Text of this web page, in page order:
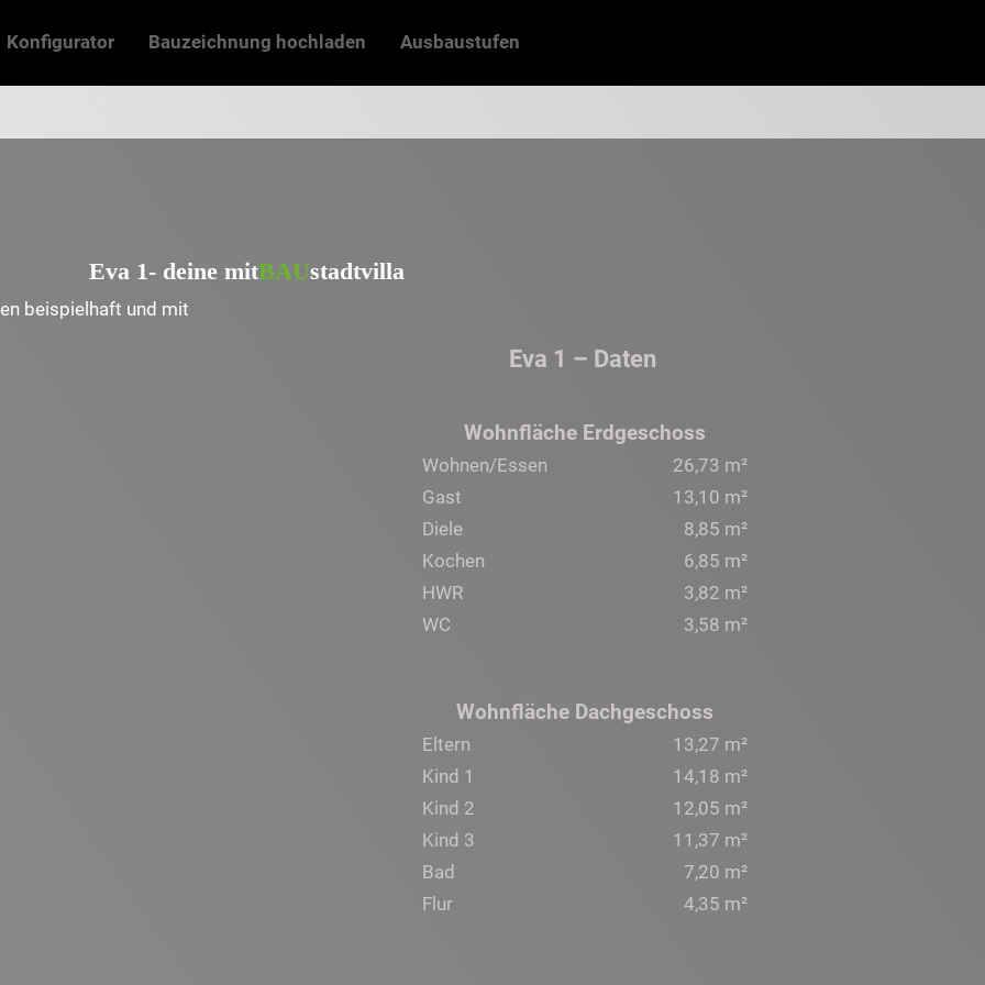
Konfigurator Bauzeichnung hochladen Ausbaustufen
Eva 1- deine mitBAUstadtvilla
beispielhaft und mit
Eva 1 – Daten
Wohnfläche Erdgeschoss
Wohnen/Essen
26,73 m²
Gast
13,10 m²
Diele
8,85 m²
Kochen
6,85 m²
HWR
3,82 m²
WC
3,58 m²
Wohnfläche Dachgeschoss
Eltern
13,27 m²
Kind 1
14,18 m²
Kind 2
12,05 m²
Kind 3
11,37 m²
Bad
7,20 m²
Flur
4,35 m²